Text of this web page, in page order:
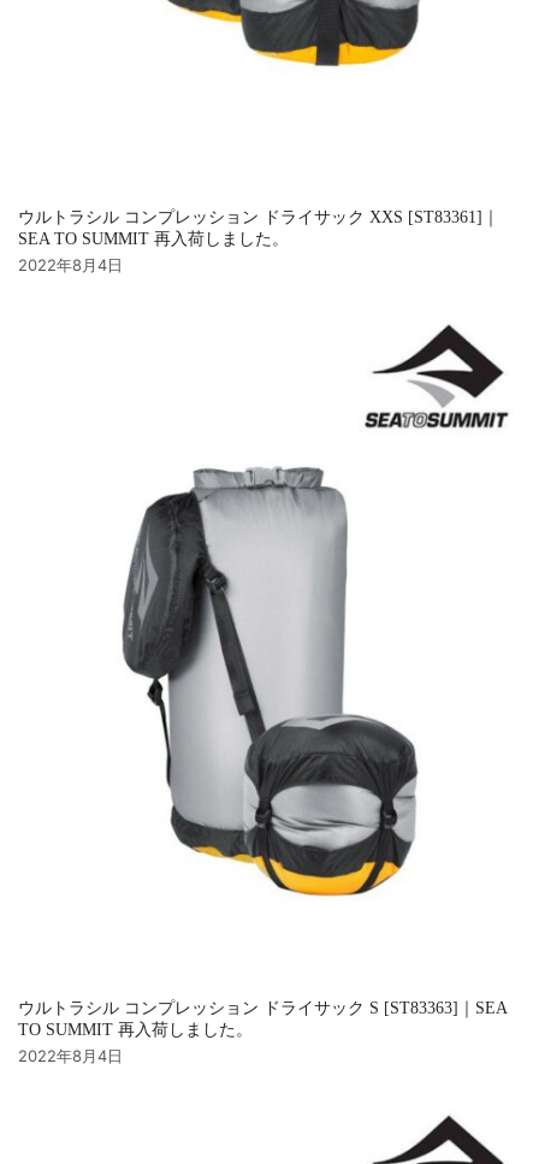
ウルトラシル コンプレッション ドライサック XXS [ST83361]｜
SEA TO SUMMIT 再入荷しました。
2022年8月4日
ウルトラシル コンプレッション ドライサック S [ST83363]｜SEA
TO SUMMIT 再入荷しました。
2022年8月4日